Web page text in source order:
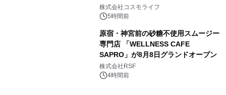
ャンペーンを実施
株式会社コスモライフ
5時間前
原宿・神宮前の砂糖不使用スムージー
専門店 「WELLNESS CAFE
SAPRO」が8月8日グランドオープン
株式会社RSF
4時間前